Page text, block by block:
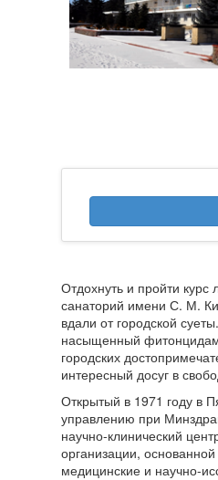
Отдохнуть и пройти
санаторий имени С. М.
вдали от городской
насыщенный
городских
интересный досуг в
Открытый в 1971 году в
управлению при
научно-клинический
организации,
медицинские и научно-